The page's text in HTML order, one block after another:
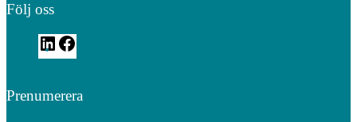
Följ oss
L
i
k
a
e
Prenumerera